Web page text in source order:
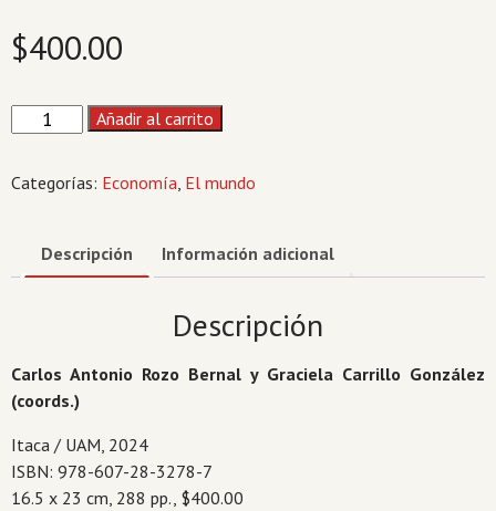
$400.00
México
tendencias
transformaciones
nacionales
cantidad
Añadir al carrito
Categorías: Economía, El mundo
Descripción Información adicional
Descripción
Carlos Antonio Rozo Bernal y Graciela Carrillo González
(coords.)
Itaca / UAM, 2024
ISBN: 978-607-28-3278-7
16.5 x 23 cm, 288 pp., $400.00